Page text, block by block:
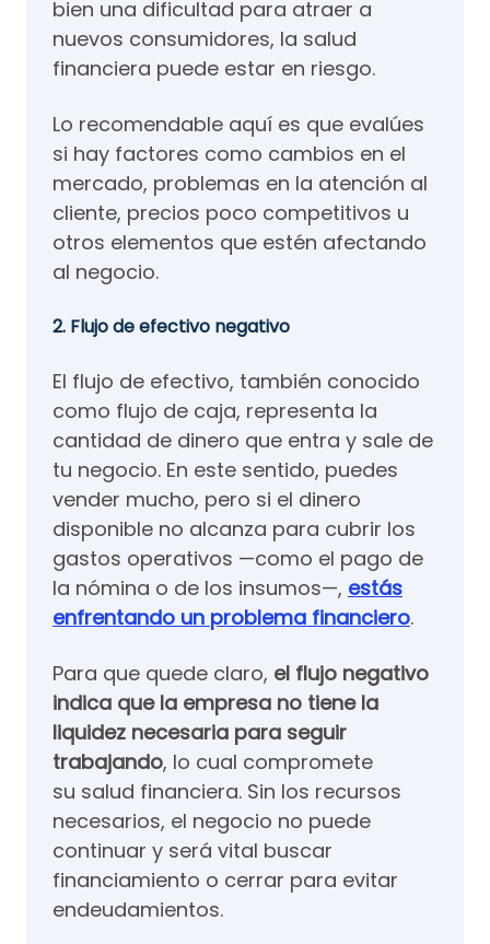
bien una dificultad para atraer a
nuevos consumidores, la salud
financiera puede estar en riesgo.
Lo recomendable aquí es que evalúes
si hay factores como cambios en el
mercado, problemas en la atención al
cliente, precios poco competitivos u
otros elementos que estén afectando
al negocio.
2. Flujo de efectivo negativo
El flujo de efectivo, también conocido
como flujo de caja, representa la
cantidad de dinero que entra y sale de
tu negocio. En este sentido, puedes
vender mucho, pero si el dinero
disponible no alcanza para cubrir los
gastos operativos —como el pago de
la nómina o de los insumos—, estás
enfrentando un problema financiero.
Para que quede claro, el flujo negativo
indica que la empresa no tiene la
liquidez necesaria para seguir
trabajando, lo cual compromete
su salud financiera. Sin los recursos
necesarios, el negocio no puede
continuar y será vital buscar
financiamiento o cerrar para evitar
endeudamientos.